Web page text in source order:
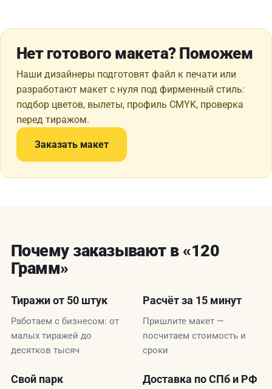
Нет готового макета? Поможем
Наши дизайнеры подготовят файл к печати или
разработают макет с нуля под фирменный стиль:
подбор цветов, вылеты, профиль CMYK, проверка
перед тиражом.
Заказать макет
Почему заказывают в «120
Грамм»
Тиражи от 50 штук
Работаем с бизнесом: от
малых тиражей до
десятков тысяч
Расчёт за 15 минут
Пришлите макет —
посчитаем стоимость и
сроки
Свой парк
Доставка по СПб и РФ